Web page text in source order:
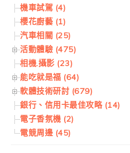
機車試駕 (4)
櫻花廚藝 (1)
汽車相關 (25)
活動體驗 (475)
相機.攝影 (23)
能吃就是福 (64)
軟體技術研討 (679)
銀行、信用卡最佳攻略 (14)
電子香氛機 (2)
電競周邊 (45)